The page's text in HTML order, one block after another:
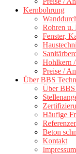
Kernbohrung
Rohren u.
Fenster,
Hohlkern
Preise /
Über BBS
Über BBS
Häufige
Beton
Kontakt
Impressum